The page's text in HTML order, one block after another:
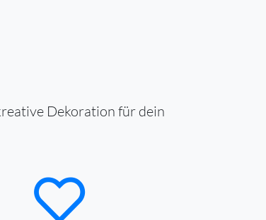
Dekoration für dein